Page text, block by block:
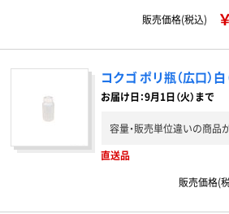
販売価格(税込)
コクゴ ポリ瓶（広口）
お届け日：9月1日（火）まで
容量・販売単位違いの商品
直送品
販売価格(